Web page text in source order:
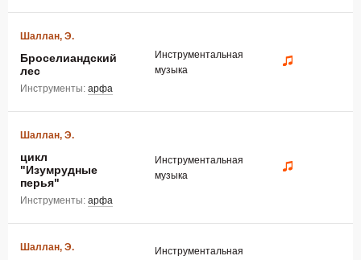
Шаллан, Э.
Броселиандский
лес
Инструменты: арфа
Инструментальная
музыка
Шаллан, Э.
цикл
"Изумрудные
перья"
Инструменты: арфа
Инструментальная
музыка
Шаллан, Э.
Инструментальная